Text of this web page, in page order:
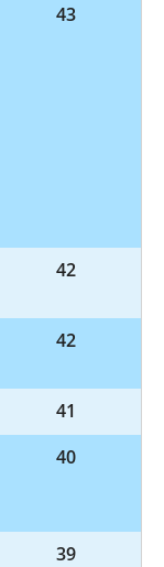
43
42
42
41
40
39